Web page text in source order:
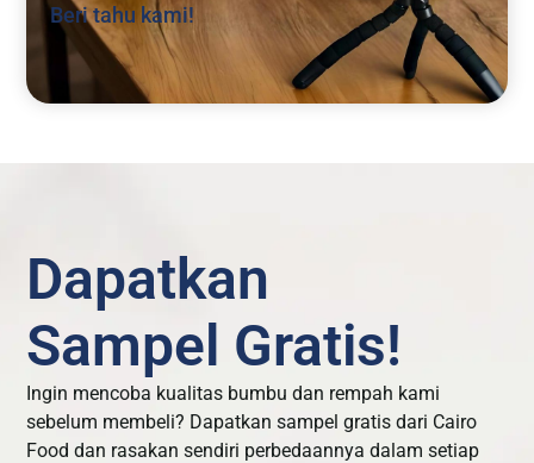
Beri tahu kami!
Dapatkan
Sampel Gratis!
Ingin mencoba kualitas bumbu dan rempah kami
sebelum membeli? Dapatkan sampel gratis dari Cairo
Food dan rasakan sendiri perbedaannya dalam setiap